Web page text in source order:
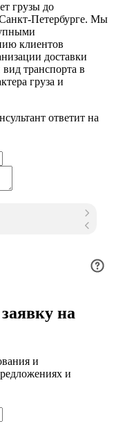
грузы до
Петербурге. Мы
клиентов
доставки
транспорта в
груза и
ответит на
на
и
и